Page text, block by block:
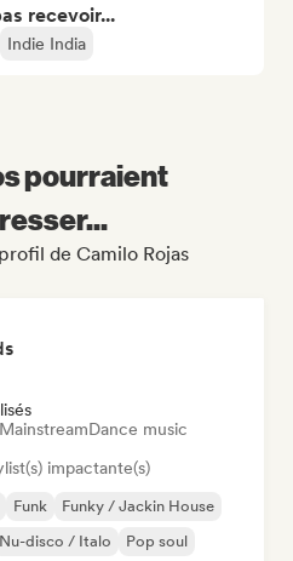
recevoir...
Indie India
pourraient
de Camilo Rojas
Dance music
impactante(s)
Funk
Funky / Jackin House
Nu-disco / Italo Pop soul